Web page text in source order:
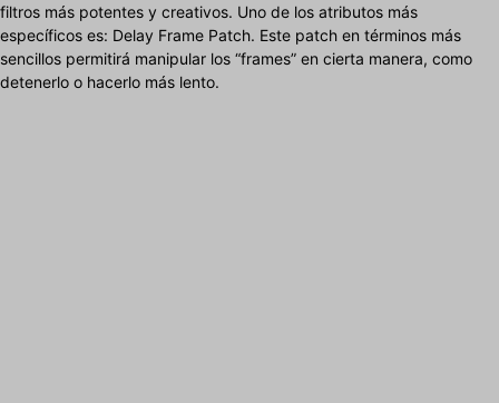
filtros más potentes y creativos. Uno de los atributos más
específicos es: Delay Frame Patch. Este patch en términos más
sencillos permitirá manipular los “frames” en cierta manera, como
detenerlo o hacerlo más lento.